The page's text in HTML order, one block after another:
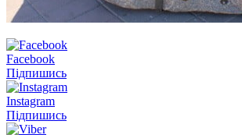
Facebook
Підпишись
Instagram
Підпишись